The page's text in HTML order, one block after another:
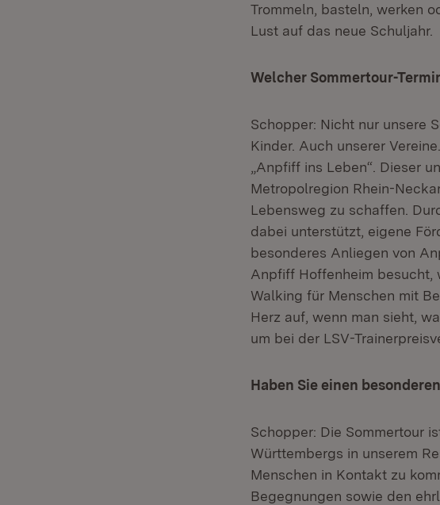
Trommeln, basteln, werken
Lust auf das neue Schuljahr.
Welcher Sommertour-
Schopper: Nicht nur unsere
Kinder. Auch unserer
„Anpfiff ins Leben“. Dieser
Metropolregion Rhein-
Lebensweg zu schaffen.
dabei unterstützt, eigene
besonderes Anliegen von
Anpfiff Hoffenheim
Walking für Menschen mit
Herz auf, wenn man sieht,
um bei der LSV-
Haben Sie einen
Schopper: Die Sommertour
Württembergs in unserem
Menschen in Kontakt zu
Begegnungen sowie den